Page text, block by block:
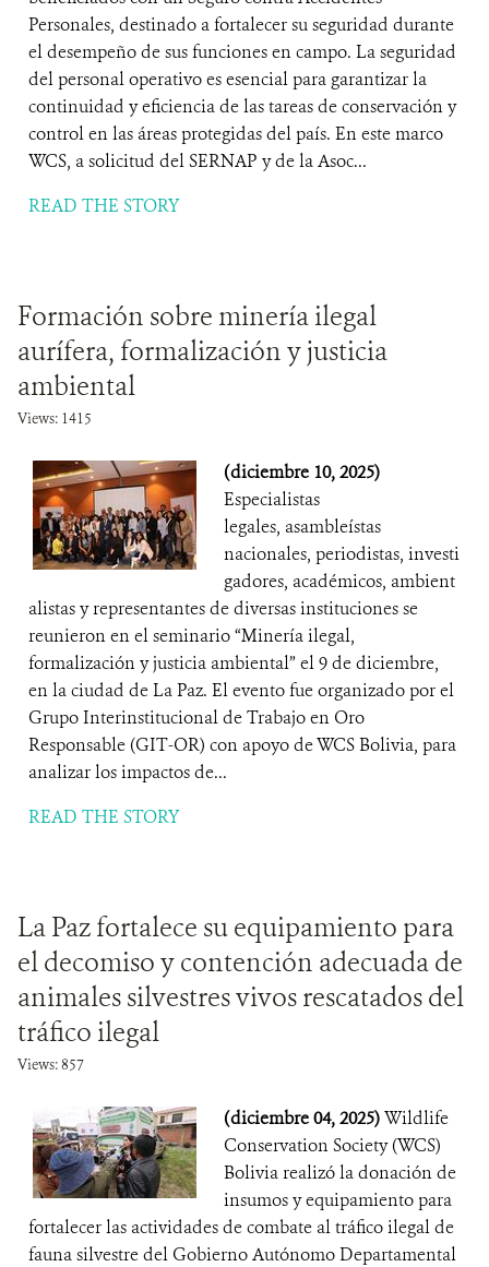
Personales, destinado a fortalecer su seguridad durante
el desempeño de sus funciones en campo. La seguridad
del personal operativo es esencial para garantizar la
continuidad y eficiencia de las tareas de conservación y
control en las áreas protegidas del país. En este marco
WCS, a solicitud del SERNAP y de la Asoc...
READ THE STORY
Formación sobre minería ilegal
aurífera, formalización y justicia
ambiental
Views: 1415
(diciembre 10, 2025)
Especialistas
legales, asambleístas
nacionales, periodistas, investi
gadores, académicos, ambient
alistas y representantes de diversas instituciones se
reunieron en el seminario “Minería ilegal,
formalización y justicia ambiental” el 9 de diciembre,
en la ciudad de La Paz. El evento fue organizado por el
Grupo Interinstitucional de Trabajo en Oro
Responsable (GIT-OR) con apoyo de WCS Bolivia, para
analizar los impactos de...
READ THE STORY
La Paz fortalece su equipamiento para
el decomiso y contención adecuada de
animales silvestres vivos rescatados del
tráfico ilegal
Views: 857
(diciembre 04, 2025)Wildlife
Conservation Society (WCS)
Bolivia realizó la donación de
insumos y equipamiento para
fortalecer las actividades de combate al tráfico ilegal de
fauna silvestre del Gobierno Autónomo Departamental